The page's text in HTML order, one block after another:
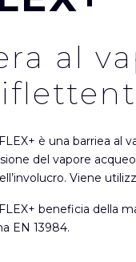
al
è una barriea al
del vapore
Viene
beneficia della
EN 13984.